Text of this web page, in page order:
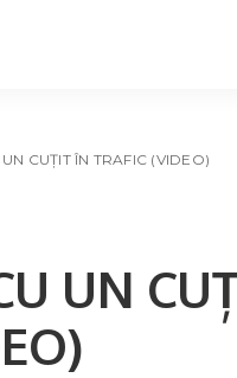
CUȚIT ÎN TRAFIC (VIDEO)
UN